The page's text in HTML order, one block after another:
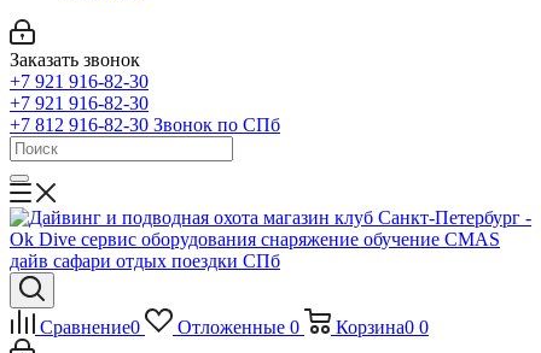
Заказать звонок
+7 921 916-82-30
+7 921 916-82-30
+7 812 916-82-30 Звонок по СПб
Сравнение0 Отложенные 0 Корзина0 0